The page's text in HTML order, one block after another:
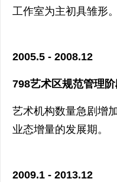
工作室为主初具雏形。
2005.5 - 2008.12
798艺术区规范管理
艺术机构数量急剧增
业态增量的发展期。
2009.1 - 2013.12